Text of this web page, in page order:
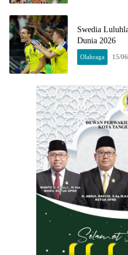
Swedia
Dunia 2026
Olahraga 15/